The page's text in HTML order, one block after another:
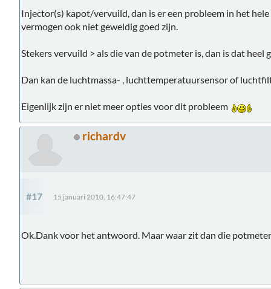
Injector(s) kapot/vervuild, dan is er een probleem in het
vermogen ook niet geweldig goed zijn.
Stekers vervuild > als die van de potmeter is, dan is dat heel
Dan kan de luchtmassa- , luchttemperatuursensor of
Eigenlijk zijn er niet meer opties voor dit probleem
richardv
#17 15 januari 2010, 16:47:47
Ok.Dank voor het antwoord. Maar waar zit dan die